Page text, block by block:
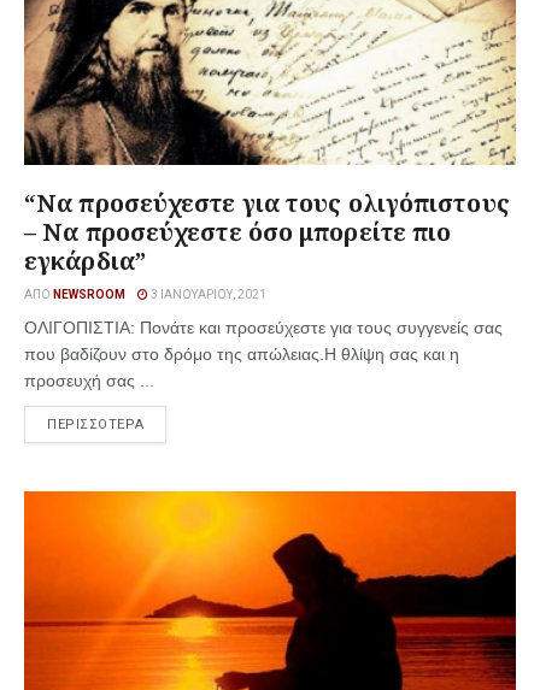
“Να προσεύχεστε για τους ολιγόπιστους
– Να προσεύχεστε όσο μπορείτε πιο
εγκάρδια”
ΑΠΌ NEWSROOM 3 ΙΑΝΟΥΑΡΊΟΥ, 2021
ΟΛΙΓΟΠΙΣΤΙΑ: Πονάτε και προσεύχεστε για τους συγγενείς σας
που βαδίζουν στο δρόμο της απώλειας.Η θλίψη σας και η
προσευχή σας ...
ΠΕΡΙΣΣΟΤΕΡΑ